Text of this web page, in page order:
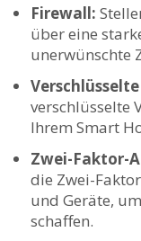
Firewall:
über eine
unerwünschte
verschlüsselte
Ihrem Smart
Zwei-Faktor-
die Zwei-
und Geräte,
schaffen.